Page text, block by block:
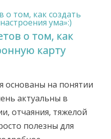
о том, как
карту
основаны на понятии
актуальны в
отчаяния, тяжелой
полезны для